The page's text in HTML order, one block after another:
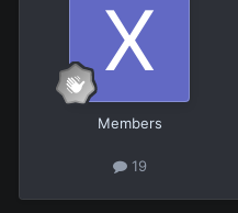
Members
19